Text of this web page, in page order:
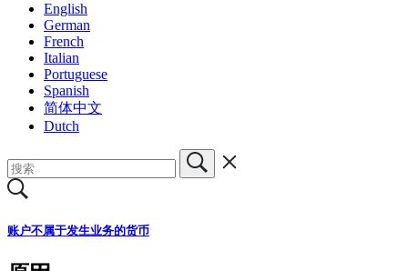
English
German
French
Italian
Portuguese
Spanish
简体中文
Dutch
账户不属于发生业务的货币